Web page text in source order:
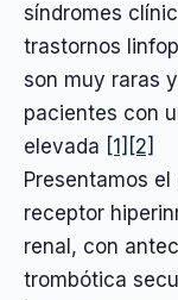
síndromes
trastornos
son muy raras
pacientes con
elevada [1] [2]
Presentamos
receptor
renal, con
trombótica